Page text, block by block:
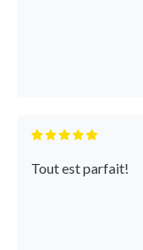
Tout est parfait!